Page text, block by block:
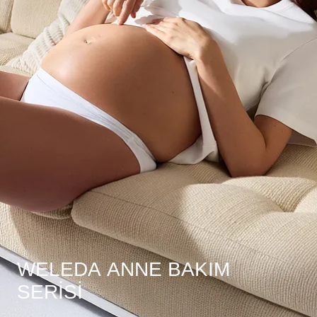
WELEDA ANNE BAKIM
SERISI